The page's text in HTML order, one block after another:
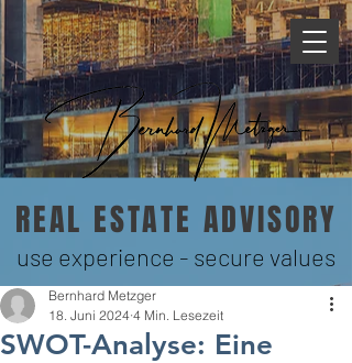
use experience - secure values
REAL ESTATE ADVISORY
SWOT-Analyse: Eine
Bernhard Metzger
18. Juni 2024 4 Min. Lesezeit